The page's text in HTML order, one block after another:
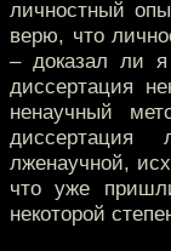
личностный
верю, что
– доказал ли я
диссертация
ненаучный
лженаучной,
что уже
некоторой